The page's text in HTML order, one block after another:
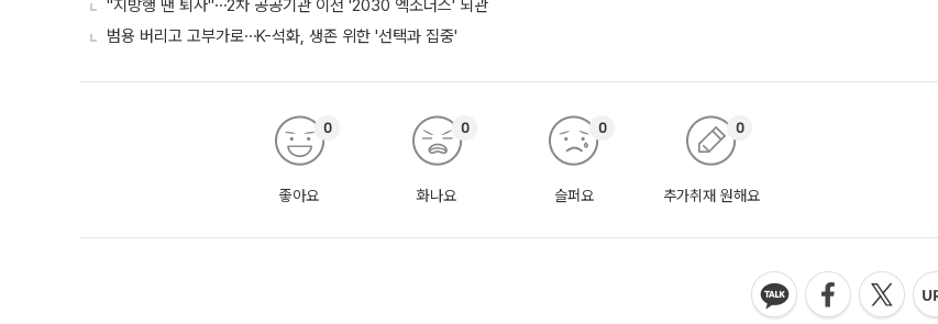
"지방행 땐 퇴사"⋯2차 공공기관 이전 '2030 엑소더스' 뇌관
범용 버리고 고부가로⋯K-석화, 생존 위한 '선택과 집중'
좋아요
0
화나요
0
슬퍼요
0
추가취재 원해요
0